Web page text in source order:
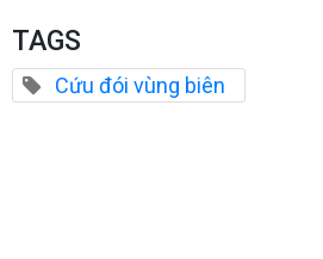
TAGS
Cứu đói vùng biên